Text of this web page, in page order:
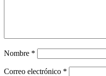
Nombre *
Correo electrónico *